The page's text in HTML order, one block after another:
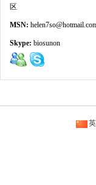
区
MSN:
Skype: biosunon